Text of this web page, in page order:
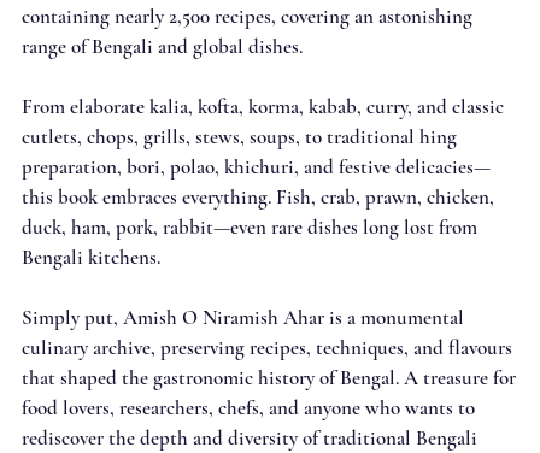
containing nearly 2,500 recipes, covering an astonishing
range of Bengali and global dishes.
From elaborate kalia, kofta, korma, kabab, curry, and classic
cutlets, chops, grills, stews, soups, to traditional hing
preparation, bori, polao, khichuri, and festive delicacies—
this book embraces everything. Fish, crab, prawn, chicken,
duck, ham, pork, rabbit—even rare dishes long lost from
Bengali kitchens.
Simply put, Amish O Niramish Ahar is a monumental
culinary archive, preserving recipes, techniques, and flavours
that shaped the gastronomic history of Bengal. A treasure for
food lovers, researchers, chefs, and anyone who wants to
rediscover the depth and diversity of traditional Bengali